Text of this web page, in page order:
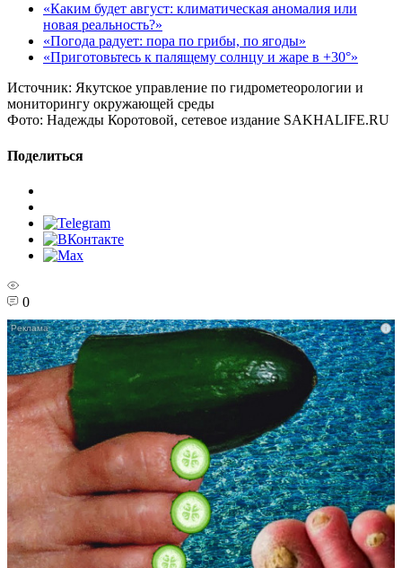
«Каким будет август: климатическая аномалия или
новая реальность?»
«Погода радует: пора по грибы, по ягоды»
«Приготовьтесь к палящему солнцу и жаре в +30°»
Источник: Якутское управление по гидрометеорологии и
мониторингу окружающей среды
Фото: Надежды Коротовой, сетевое издание SAKHALIFE.RU
Поделиться
0
i